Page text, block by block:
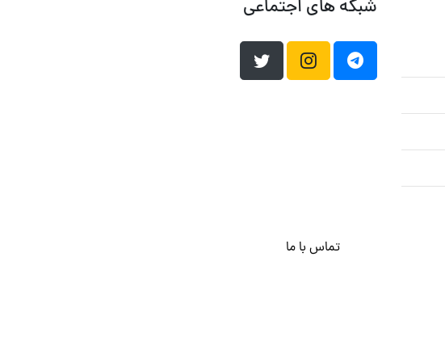
شبکه های اجتماعی
تماس با ما